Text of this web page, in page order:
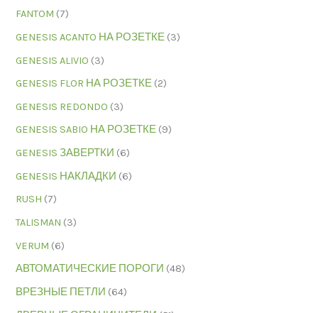
FANTOM (7)
GENESIS ACANTO НА РОЗЕТКЕ (3)
GENESIS ALIVIO (3)
GENESIS FLOR НА РОЗЕТКЕ (2)
GENESIS REDONDO (3)
GENESIS SABIO НА РОЗЕТКЕ (9)
GENESIS ЗАВЕРТКИ (6)
GENESIS НАКЛАДКИ (6)
RUSH (7)
TALISMAN (3)
VERUM (6)
АВТОМАТИЧЕСКИЕ ПОРОГИ (48)
ВРЕЗНЫЕ ПЕТЛИ (64)